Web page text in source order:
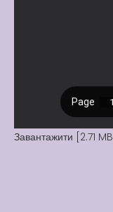
Завантажити [2.71 MB]